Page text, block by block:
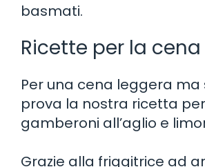
basmati.
Ricette per la cena
Per una cena leggera
prova la nostra ricetta
gamberoni all’aglio e
Grazie alla friggitrice ad